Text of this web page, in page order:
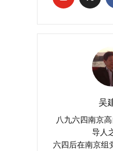
吴
八九六四南京
导人
六四后在南京组